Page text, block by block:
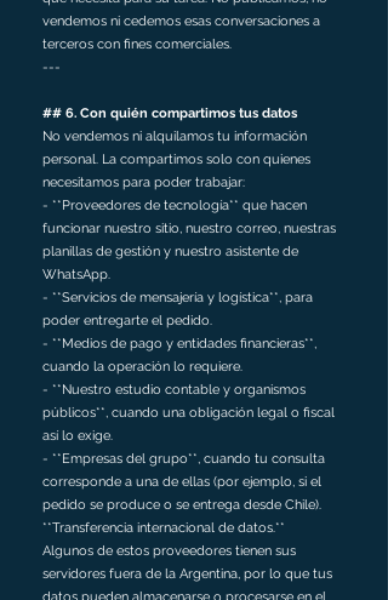
vendemos ni cedemos esas conversaciones a
terceros con fines comerciales.
---
## 6. Con quién compartimos tus datos
No vendemos ni alquilamos tu información
personal. La compartimos solo con quienes
necesitamos para poder trabajar:
- **Proveedores de tecnología** que hacen
funcionar nuestro sitio, nuestro correo, nuestras
planillas de gestión y nuestro asistente de
WhatsApp.
- **Servicios de mensajería y logística**, para
poder entregarte el pedido.
- **Medios de pago y entidades financieras**,
cuando la operación lo requiere.
- **Nuestro estudio contable y organismos
públicos**, cuando una obligación legal o fiscal
así lo exige.
- **Empresas del grupo**, cuando tu consulta
corresponde a una de ellas (por ejemplo, si el
pedido se produce o se entrega desde Chile).
**Transferencia internacional de datos.**
Algunos de estos proveedores tienen sus
servidores fuera de la Argentina, por lo que tus
datos pueden almacenarse o procesarse en el